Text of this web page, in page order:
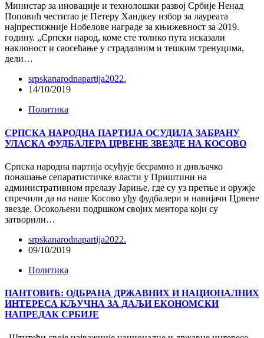
Министар за иновације и технолошки развој Србије Ненад
Поповић честитао је Петеру Хандкеу избор за лауреата
најпрестижније Нобелове награде за књижевност за 2019.
годину. „Српски народ, коме сте толико пута исказали
наклоност и саосећање у страдалним и тешким тренуцима,
дели…
srpskanarodnapartija2022.
14/10/2019
Политика
СРПСКА НАРОДНА ПАРТИЈА ОСУДИЛА ЗАБРАНУ
УЛАСКА ФУДБАЛЕРА ЦРВЕНЕ ЗВЕЗДЕ НА КОСОВО
Српска народна партија осуђује бесрамно и дивљачко
понашање сепаратистичке власти у Приштини на
административном прелазу Јариње, где су уз претње и оружје
спречили да на наше Косово уђу фудбалери и навијачи Црвене
звезде. Осокољени подршком својих ментора који су
затворили…
srpskanarodnapartija2022.
09/10/2019
Политика
ПАНТОВИЋ: ОДБРАНА ДРЖАВНИХ И НАЦИОНАЛНИХ
ИНТЕРЕСА КЉУЧНА ЗА ДАЉИ ЕКОНОМСКИ
НАПРЕДАК СРБИЈЕ